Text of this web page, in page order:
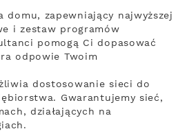
domu, zapewniający najwyższej
i zestaw programów
pomogą Ci dopasować
odpowie Twoim
dostosowanie sieci do
Gwarantujemy sieć,
działających na